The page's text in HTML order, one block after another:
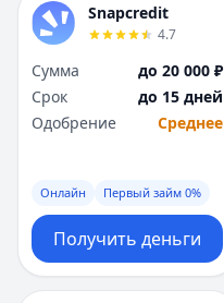
Snapcredit
4.7
Сумма
до 20 000 ₽
Срок
до 15 дней
Одобрение
Среднее
Онлайн Первый займ 0%
Получить деньги